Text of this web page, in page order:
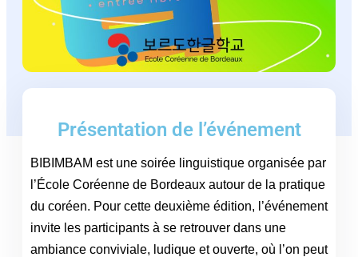
Présentation de l’événement
BIBIMBAM est une soirée linguistique organisée par
l’École Coréenne de Bordeaux autour de la pratique
du coréen. Pour cette deuxième édition, l’événement
invite les participants à se retrouver dans une
ambiance conviviale, ludique et ouverte, où l’on peut